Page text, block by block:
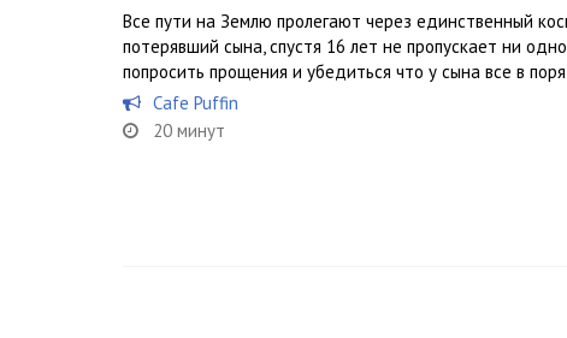
Все пути на Землю пролегают через единственный
потерявший сына, спустя 16 лет не пропускает ни
попросить прощения и убедиться что у сына все в
Cafe Puffin
20 минут